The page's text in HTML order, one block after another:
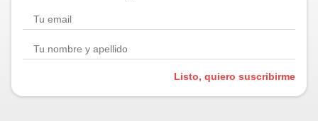
Listo, quiero suscribirme